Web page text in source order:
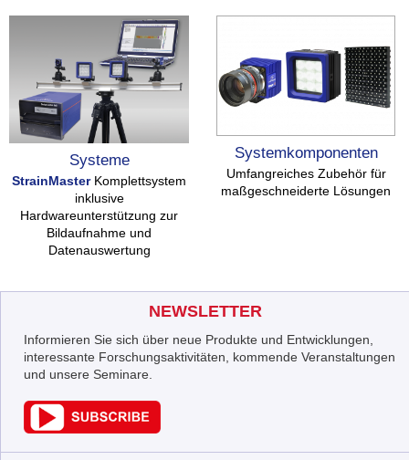
Systeme
StrainMasterKomplettsystem
inklusive
Hardwareunterstützung zur
Bildaufnahme und
Datenauswertung
Systemkomponenten
Umfangreiches Zubehör für
maßgeschneiderte Lösungen
NEWSLETTER
Informieren Sie sich über neue Produkte und Entwicklungen,
interessante Forschungsaktivitäten, kommende Veranstaltungen
und unsere Seminare.